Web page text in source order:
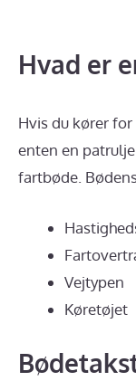
Hvad er
Hvis du kører
enten en
fartbøde.
Vejtypen
Køretøjet